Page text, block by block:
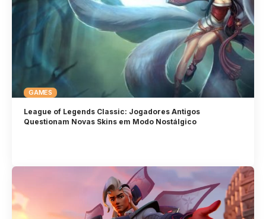
GAMES
League of Legends Classic: Jogadores Antigos
Questionam Novas Skins em Modo Nostálgico